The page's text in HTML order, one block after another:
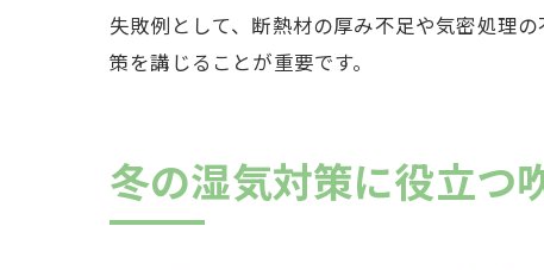
失敗例として、断熱材の厚み不足や気密処理
策を講じることが重要です。
冬の湿気対策に役立つ